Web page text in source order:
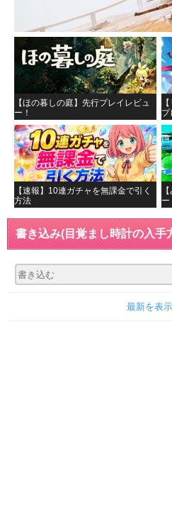
【ほの暮しの庭】先行プレイレビュ
ー！
プ
【速報】10連ガチャを無課金で引く
方法
ー
書き込み(目覚まし時計の入手
最新を表